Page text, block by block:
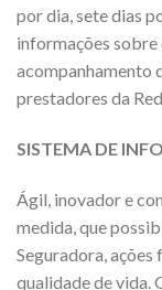
por dia, sete dias
informações
acompanhamento
prestadores da
SISTEMA DE
Ágil, inovador e
medida, que
Seguradora, ações
qualidade de vida.